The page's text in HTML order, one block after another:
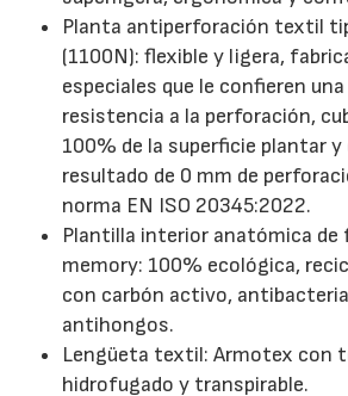
Planta antiperforación textil
(1100N): flexible y ligera,
especiales que le confieren
resistencia a la perforación,
100% de la superficie plantar y
resultado de 0 mm de
norma EN ISO 20345:2022.
Plantilla interior anatómica de
memory: 100% ecológica,
con carbón activo,
antihongos.
Lengüeta textil: Armotex con
hidrofugado y transpirable.